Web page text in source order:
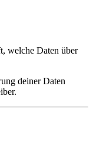
welche Daten über
deiner Daten